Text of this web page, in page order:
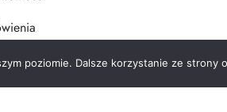
poziomie. Dalsze korzystanie ze strony